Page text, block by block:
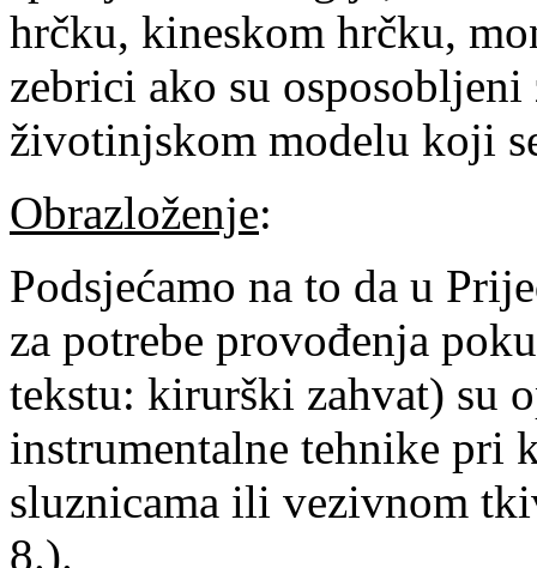
hrčku, kineskom hrčku,
zebrici ako su
životinjskom modelu koji
Obrazloženje:
Podsjećamo na to da u
za potrebe provođenja
tekstu: kirurški zahvat) su
instrumentalne tehnike pri
sluznicama ili vezivnom
8.).